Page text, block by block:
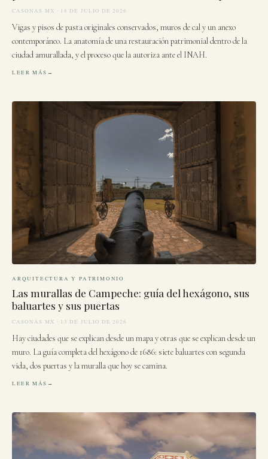
CASONAS MX · 18 DE JULIO DE 2026
Vigas y pisos de pasta originales conservados, muros de cal y un anexo
contemporáneo. La anatomía de una restauración patrimonial dentro de la
ciudad amurallada, y el proceso que la autoriza ante el INAH.
LEER MÁS
ARQUITECTURA Y PATRIMONIO
Las murallas de Campeche: guía del hexágono, sus
baluartes y sus puertas
CASONAS MX · 13 DE JULIO DE 2026
Hay ciudades que se explican desde un mapa y otras que se explican desde un
muro. La guía completa del hexágono de 1686: siete baluartes con segunda
vida, dos puertas y la muralla que hoy se camina.
LEER MÁS